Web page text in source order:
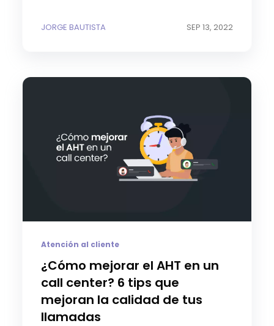
JORGE BAUTISTA SEP 13, 2022
Atención al cliente
¿Cómo mejorar el AHT en un
call center? 6 tips que
mejoran la calidad de tus
llamadas